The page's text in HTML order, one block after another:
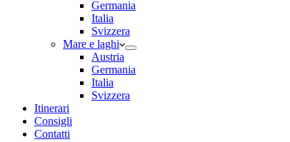
Germania
Italia
Svizzera
Mare e laghi
Austria
Germania
Italia
Svizzera
Itinerari
Consigli
Contatti